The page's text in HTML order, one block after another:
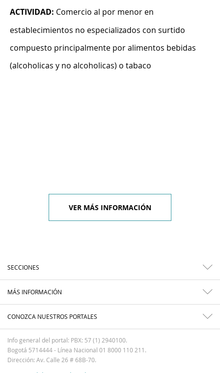
ACTIVIDAD: Comercio al por menor en
establecimientos no especializados con surtido
compuesto principalmente por alimentos bebidas
(alcoholicas y no alcoholicas) o tabaco
VER MÁS INFORMACIÓN
SECCIONES
MÁS INFORMACIÓN
CONOZCA NUESTROS PORTALES
Info general del portal: PBX: 57 (1) 2940100.
Bogotá 5714444 - Línea Nacional 01 8000 110 211.
Dirección: Av. Calle 26 # 68B-70.